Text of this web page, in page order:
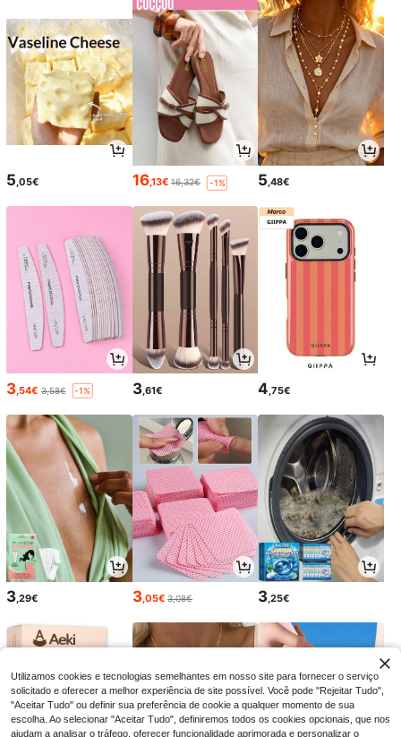
5,05€ 16,13€ 16,32€ -1% 5,48€
3 ,54€ 3,58€ -1% 3,61€ 4 ,75€
3 ,29€ 3,05€ 3,08€ 3 ,25€
Utilizamos cookies e tecnologias semelhantes em nosso site para fornecer o serviço
solicitado e oferecer a melhor experiência de site possível. Você pode "Rejeitar Tudo",
"Aceitar Tudo" ou definir sua preferência de cookie a qualquer momento de sua
escolha. Ao selecionar "Aceitar Tudo", definiremos todos os cookies opcionais, que nos
ajudam a analisar o tráfego, oferecer funcionalidade aprimorada e personalizar o